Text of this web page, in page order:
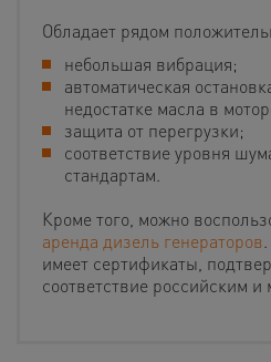
Обладает рядом
небольшая вибрация;
автоматическая
недостатке масла в
защита от перегрузки;
соответствие уровня
стандартам.
Кроме того, можно
аренда дизель генераторов
имеет сертификаты,
соответствие российским